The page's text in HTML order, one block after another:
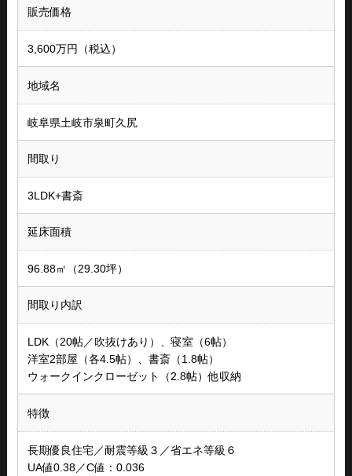
販売価格
3,600万円（税込）
地域名
岐阜県土岐市泉町久尻
間取り
3LDK+書斎
延床面積
96.88㎡（29.30坪）
間取り内訳
LDK（20帖／吹抜けあり）、寝室（6帖）
洋室2部屋（各4.5帖）、書斎（1.8帖）
ウォークインクローゼット（2.8帖）他収納
特徴
長期優良住宅／耐震等級３／省エネ等級６
UA値0.38／C値：0.036